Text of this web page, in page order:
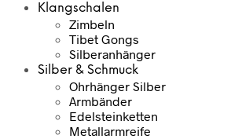
Klangschalen
Zimbeln
Tibet Gongs
Silberanhänger
Silber & Schmuck
Ohrhänger Silber
Armbänder
Edelsteinketten
Metallarmreife